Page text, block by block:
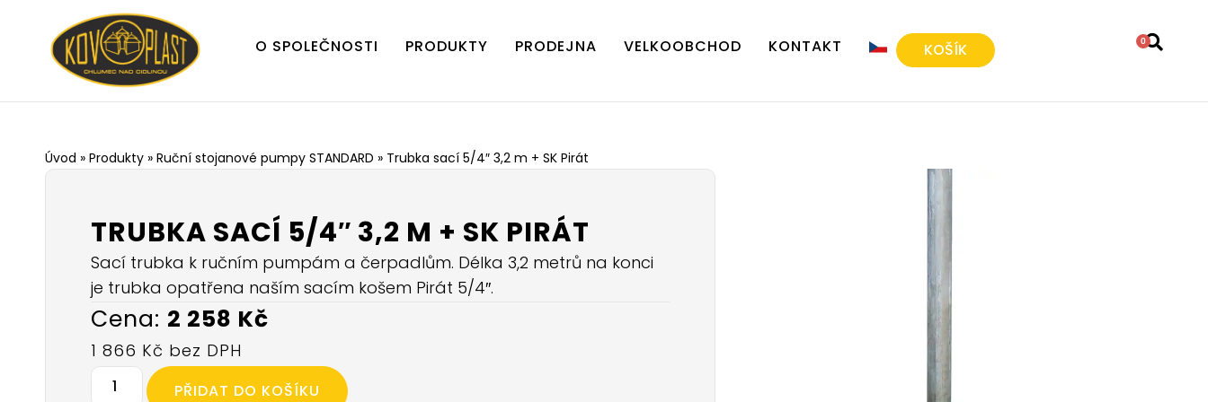
O SPOLEČNOSTI PRODUKTY PRODEJNA VELKOOBCHOD KONTAKT KOŠÍK 0
Úvod » Produkty » Ruční stojanové pumpy STANDARD » Trubka sací 5/4″ 3,2 m + SK Pirát
TRUBKA SACÍ 5/4″ 3,2 M + SK PIRÁT
Sací trubka k ručním pumpám a čerpadlům. Délka 3,2 metrů na konci
je trubka opatřena naším sacím košem Pirát 5/4″.
2 258 Kč
1 866 Kč
PŘIDAT DO KOŠÍKU